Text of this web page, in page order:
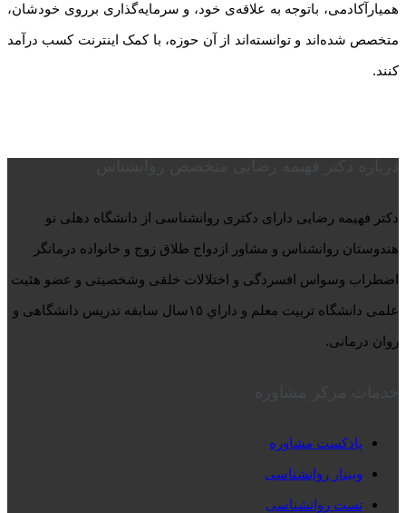
همیارآکادمی، باتوجه به علاقه‌ی خود، و سرمایه‌گذاری برروی خودشان،
متخصص شده‌اند و توانسته‌اند از آن حوزه، با کمک اینترنت کسب درآمد
کنند.
دكتر فهيمه رضايی دارای دكتری روانشناسی از دانشگاه دهلی نو
هندوستان روانشناس و مشاور ازدواج طلاق زوج و خانواده درمانگر
اضطراب وسواس افسردگی و اختلالات خلقی وشخصيتی و عضو هئيت
علمی دانشگاه تربيت معلم و داراي ١٥سال سابقه تدريس دانشگاهی و
روان درمانی.
پادکست مشاوره
وبینار روانشناسی
تست روانشناسی